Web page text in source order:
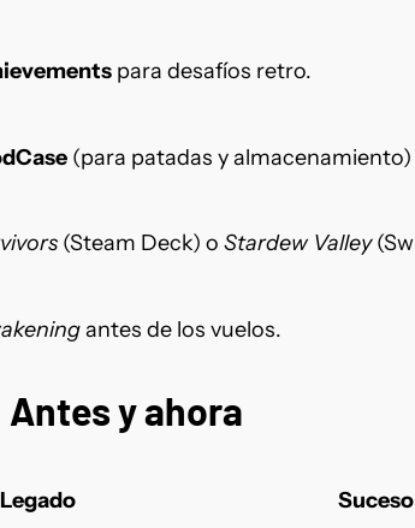
para desafíos retro.
(para patadas y almacenamiento)
(Steam Deck) o Stardew Valley
antes de los vuelos.
y ahora
Legado